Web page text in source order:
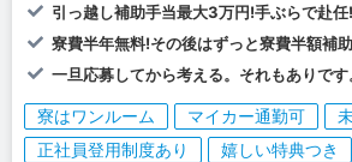
引っ越し補助手当最大3万円!手ぶらで赴任!
寮費半年無料!その後はずっと寮費半額補
一旦応募してから考える。それもありです
寮はワンルーム マイカー通勤可
正社員登用制度あり
嬉しい特典つき